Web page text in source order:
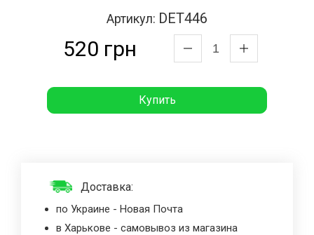
Артикул: DET446
520 грн
Купить
Доставка:
по Украине - Новая Почта
в Харькове - самовывоз из магазина